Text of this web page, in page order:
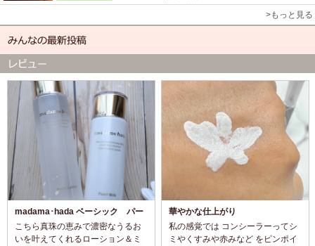
>もっと見る
madama･hada ベーシック パー
ルローション＆ミルク☆
こちら真珠の恵みで濃密なうるお
いを叶えてくれるローション＆ミ
華やかな仕上がり
私の感覚では コンシーラーってシ
ミやくすみや赤みなど をピンポイ